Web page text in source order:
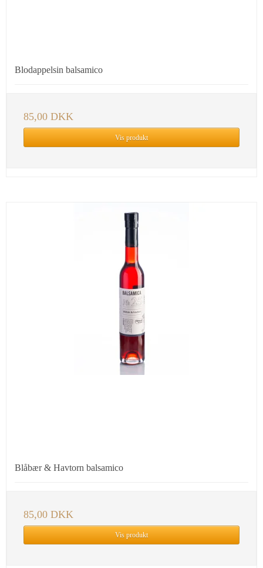
Blodappelsin balsamico
85,00 DKK
Vis produkt
Blåbær & Havtorn balsamico
85,00 DKK
Vis produkt